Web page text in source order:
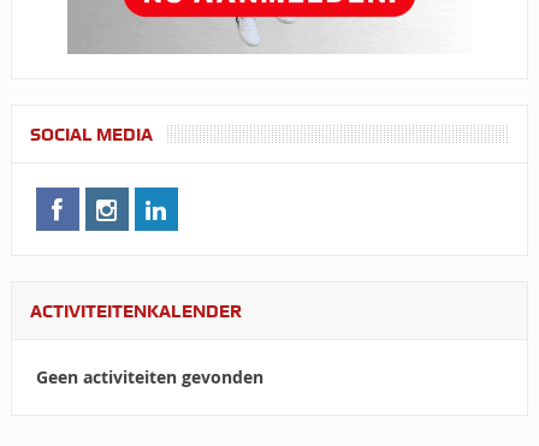
SOCIAL MEDIA
ACTIVITEITENKALENDER
Geen activiteiten gevonden